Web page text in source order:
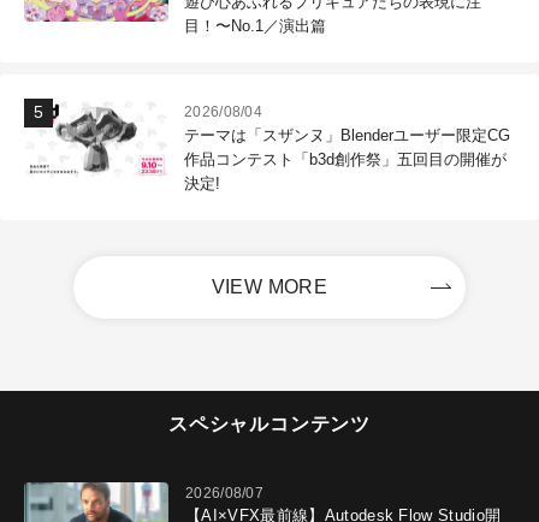
目！〜No.1／演出篇
2026/08/04
テーマは「スザンヌ」Blenderユーザー限定CG
作品コンテスト「b3d創作祭」五回目の開催が
決定!
VIEW MORE
スペシャルコンテンツ
2026/08/07
【AI×VFX最前線】Autodesk Flow Studio開